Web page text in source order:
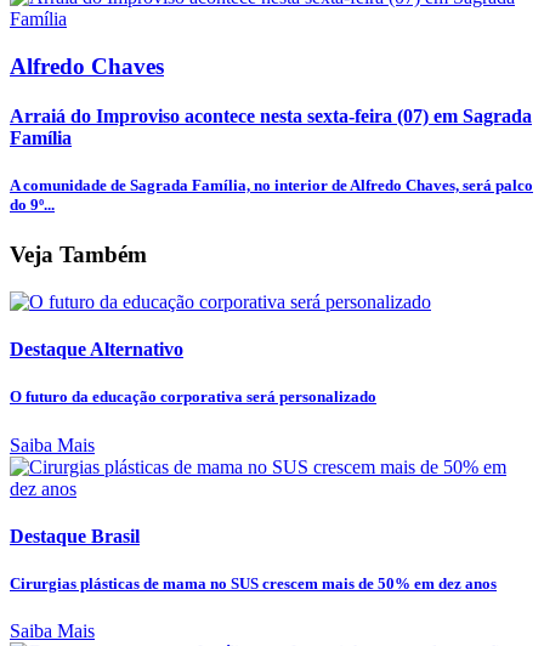
Alfredo Chaves
Arraiá do Improviso acontece nesta sexta-feira (07) em Sagrada
Família
A comunidade de Sagrada Família, no interior de Alfredo Chaves, será palco
do 9º...
Veja Também
Destaque Alternativo
O futuro da educação corporativa será personalizado
Saiba Mais
Destaque Brasil
Cirurgias plásticas de mama no SUS crescem mais de 50% em dez anos
Saiba Mais